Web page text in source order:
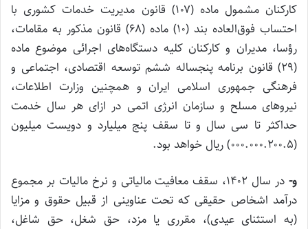
کارکنان مشمول ماده (۱۰۷) قانون مدیریت خدمات کشوری با
احتساب فوق‌العاده بند (۱۰) ماده (۶۸) قانون مذکور به مقامات،
رؤسا، مدیران و کارکنان کلیه دستگاه‌های اجرائی موضوع ماده
(۲۹) قانون برنامه پنجساله ششم توسعه اقتصادی، اجتماعی و
فرهنگی جمهوری اسلامی ایران و همچنین وزارت اطلاعات،
نیرو‌های مسلح و سازمان انرژی اتمی در ازای هر سال خدمت
حداکثر تا سی سال و تا سقف پنج میلیارد و دویست میلیون
(۰۰۰.۰۰۰.۲۰۰.۵) ریال خواهد بود.
و-
در سال ۱۴۰۲، سقف معافیت مالیاتی و نرخ مالیات بر مجموع
درآمد اشخاص حقیقی که تحت عناوینی از قبیل حقوق و مزایا
(به استثنای عیدی)، مقرری یا مزد، حق شغل، حق شاغل،